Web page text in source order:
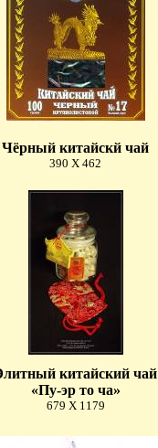
Чёрный китайскй чай
390 X 462
китайский чай
«Пу-эр то ча»
679 X 1179